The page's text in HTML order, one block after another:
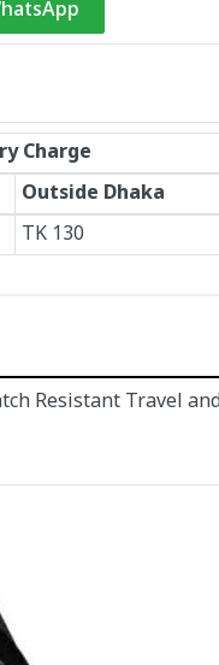
Charge
Outside Dhaka
TK 130
Resistant Travel